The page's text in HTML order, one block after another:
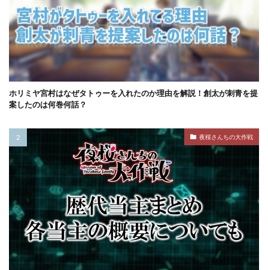
ホリミヤ宮村はなぜタトゥーを入れたのか理由を解説！創太が刺青を提
案したのは何巻何話？
夜桜さんちの大作戦